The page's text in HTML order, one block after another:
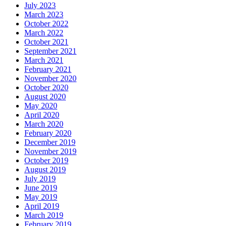
July 2023
March 2023
October 2022
March 2022
October 2021
September 2021
March 2021
February 2021
November 2020
October 2020
August 2020
May 2020
April 2020
March 2020
February 2020
December 2019
November 2019
October 2019
August 2019
July 2019
June 2019
May 2019
April 2019
March 2019
February 2019